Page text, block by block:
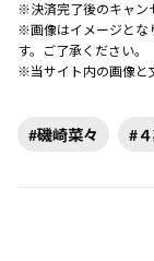
※決済完了後のキャン
※画像はイメージとな
す。ご了承ください。
※当サイト内の画像と
#磯崎菜々 #